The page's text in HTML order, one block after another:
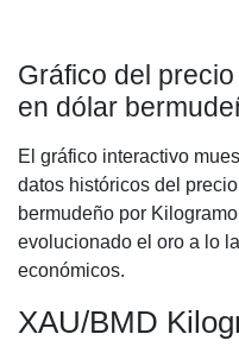
Gráfico del
en dólar
El gráfico interactivo
datos históricos del
bermudeño por
evolucionado el oro a lo
económicos.
XAU/BMD